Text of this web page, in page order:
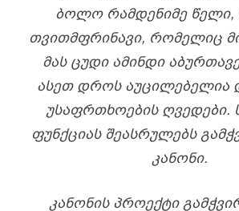
ᲑᲝᲚᲝ ᲠᲐᲛᲓᲔᲜᲘᲛᲔ
ᲗᲕᲘᲗᲛᲤᲠᲘᲜᲐᲕᲘ, ᲠᲝᲛᲔᲚᲘᲪ
ᲛᲐᲡ ᲪᲣᲓᲘ ᲐᲛᲘᲜᲓᲘ
ᲐᲡᲔᲗ ᲓᲠᲝᲡ ᲐᲣᲪᲘᲚᲔᲑᲔᲚᲘᲐ
ᲣᲡᲐᲤᲠᲗᲮᲝᲔᲑᲘᲡ ᲦᲕᲔᲓᲔᲑᲘ.
ᲤᲣᲜᲥᲪᲘᲐᲡ ᲨᲔᲐᲡᲠᲣᲚᲔᲑᲡ
ᲙᲐᲜᲝᲜᲘ.
ᲙᲐᲜᲝᲜᲘᲡ ᲞᲠᲝᲔᲥᲢᲘ